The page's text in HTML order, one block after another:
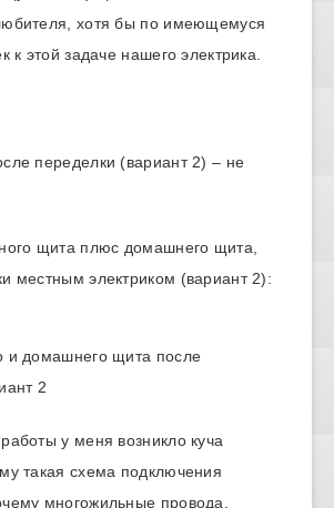
хотя бы по имеющемуся
к этой задаче нашего электрика.
переделки (вариант 2) – не
щита плюс домашнего щита,
местным электриком (вариант 2):
и домашнего щита после
2
у меня возникло куча
такая схема подключения
многожильные провода,